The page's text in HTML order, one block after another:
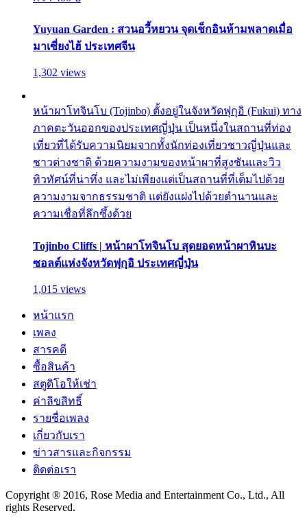
Yuyuan Garden : สวนอวี้หยวน จุดเช็กอินห้ามพลาดเมื่อ
มาเซี่ยงไฮ้ ประเทศจีน
1,302 views
หน้าผาโทจินโบ (Tojinbo) ตั้งอยู่ในจังหวัดฟุกุอิ (Fukui) ทาง
ภาคตะวันออกของประเทศญี่ปุ่น เป็นหนึ่งในสถานที่ท่อง
เที่ยวที่ได้รับความนิยมจากทั้งนักท่องเที่ยวชาวญี่ปุ่นและ
ชาวต่างชาติ ด้วยความงามของหน้าผาที่สูงชันและวิว
ทิวทัศน์ที่น่าทึ่ง และไม่เพียงแต่เป็นสถานที่ที่เต็มไปด้วย
ความงามจากธรรมชาติ แต่ยังแฝงไปด้วยตำนานและ
ความเชื่อที่ลึกซึ้งด้วย
Tojinbo Cliffs | หน้าผาโทจินโบ สุดยอดหน้าผาหินบะ
ซอลต์แห่งจังหวัดฟุกุอิ ประเทศญี่ปุ่น
1,015 views
หน้าแรก
เพลง
สารคดี
ซื้อสินค้า
สตูดิโอให้เช่า
ค่าลิขสิทธิ์
รายชื่อเพลง
เกี่ยวกับเรา
ข่าวสารและกิจกรรม
ติดต่อเรา
Copyright ® 2016, Rose Media and Entertainment Co., Ltd., All
rights Reserved.